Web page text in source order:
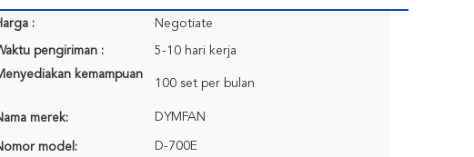
: Negotiate
pengiriman :
5-10 hari kerja
kemampuan
100 set per bulan
merek: DYMFAN
model: D-700E